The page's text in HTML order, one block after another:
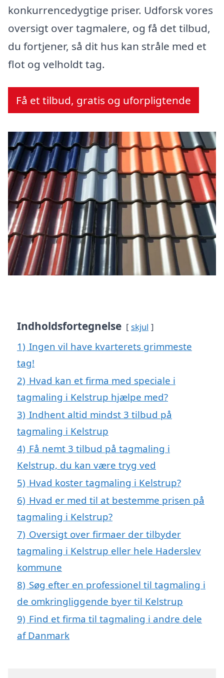
konkurrencedygtige priser. Udforsk vores
oversigt over tagmalere, og få det tilbud,
du fortjener, så dit hus kan stråle med et
flot og velholdt tag.
Få et tilbud, gratis og uforpligtende
Indholdsfortegnelse skjul
1) Ingen vil have kvarterets grimmeste
tag!
2) Hvad kan et firma med speciale i
tagmaling i Kelstrup hjælpe med?
3) Indhent altid mindst 3 tilbud på
tagmaling i Kelstrup
4) Få nemt 3 tilbud på tagmaling i
Kelstrup, du kan være tryg ved
5) Hvad koster tagmaling i Kelstrup?
6) Hvad er med til at bestemme prisen på
tagmaling i Kelstrup?
7) Oversigt over firmaer der tilbyder
tagmaling i Kelstrup eller hele Haderslev
kommune
8) Søg efter en professionel til tagmaling i
de omkringliggende byer til Kelstrup
9) Find et firma til tagmaling i andre dele
af Danmark